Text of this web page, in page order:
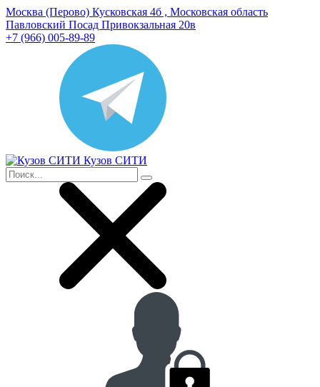
Москва (Перово) Кусковская 4б , Московская область
Павловский Посад Привокзальная 20в
+7 (966) 005-89-89
Кузов СИТИ